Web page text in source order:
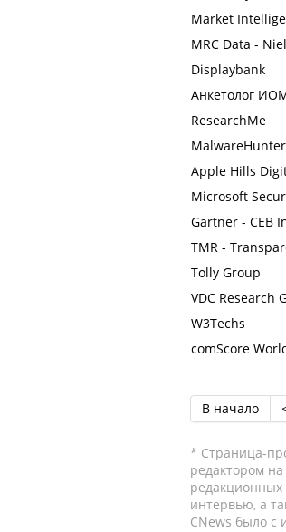
Market
MRC Data -
Displaybank
Анкетолог
ResearchMe
Apple Hills
Microsoft
Gartner - CEB
TMR -
Tolly Group
VDC Research
W3Techs
comScore
В начало
* Страница-
редактором
редакционных
интервью, а
CNews было с